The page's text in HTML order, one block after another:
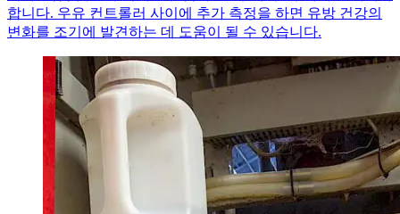
합니다. 우유 컨트롤러 사이에 추가 측정을 하면 유방 건강의
변화를 조기에 발견하는 데 도움이 될 수 있습니다.